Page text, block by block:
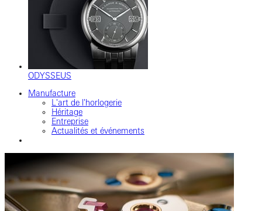
ODYSSEUS
Manufacture
L'art de l'horlogerie
Héritage
Entreprise
Actualités et événements